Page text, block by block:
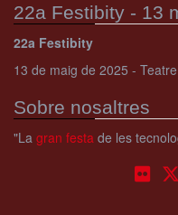
22a Festibity - 13
22a Festibity
13 de maig de 2025 -
Sobre nosaltres
"La gran festa de les